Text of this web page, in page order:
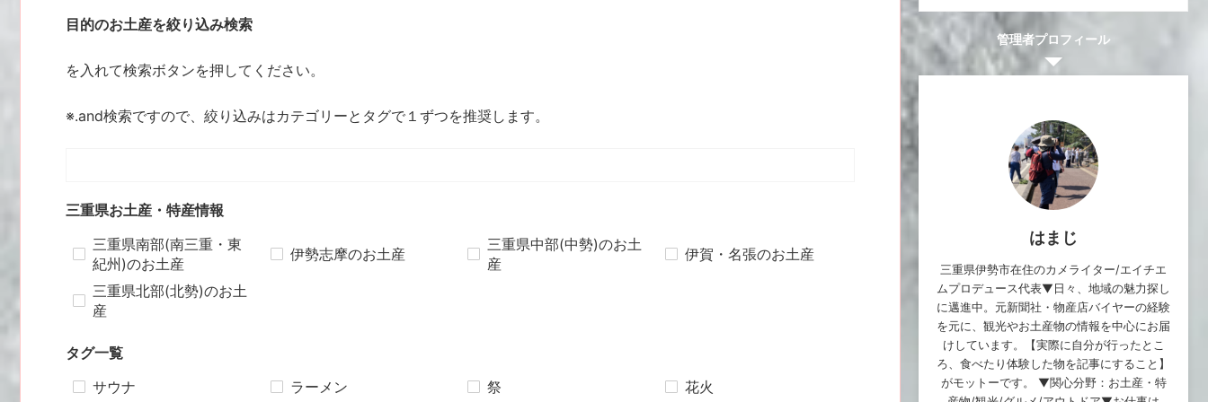
目的のお土産を絞り込み検索
を入れて検索ボタンを押してください。
※.and検索ですので、絞り込みはカテゴリーとタグで１ずつを推奨します。
三重県お土産・特産情報
三重県南部(南三重・東
紀州)のお土産
伊勢志摩のお土産
三重県中部(中勢)のお土
産
伊賀・名張のお土産
三重県北部(北勢)のお土
産
タグ一覧
サウナ
ラーメン 祭 花火
管理者プロフィール
はまじ
三重県伊勢市在住のカメライター/エイチエ
ムプロデュース代表▼日々、地域の魅力探し
に邁進中。元新聞社・物産店バイヤーの経験
を元に、観光やお土産物の情報を中心にお届
けしています。【実際に自分が行ったとこ
ろ、食べたり体験した物を記事にすること】
がモットーです。 ▼関心分野：お土産・特